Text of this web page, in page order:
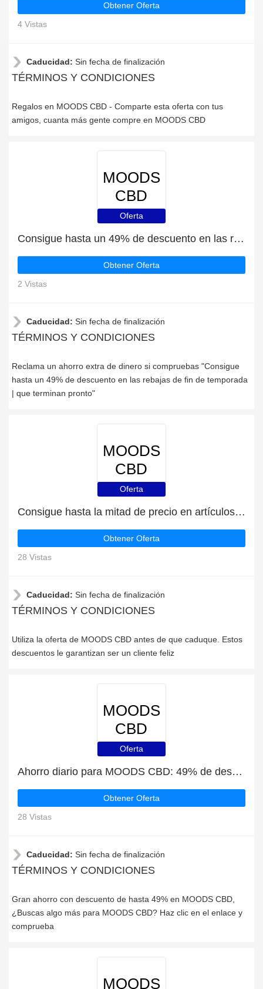
Obtener Oferta
4 Vistas
Caducidad: Sin fecha de finalización
TÉRMINOS Y CONDICIONES
Regalos en MOODS CBD - Comparte esta oferta con tus
amigos, cuanta más gente compre en MOODS CBD
MOODS
CBD
Oferta
Consigue hasta un 49% de descuento en las rebajas de fin de temporada | que terminan pronto
Obtener Oferta
2 Vistas
Caducidad: Sin fecha de finalización
TÉRMINOS Y CONDICIONES
Reclama un ahorro extra de dinero si compruebas "Consigue
hasta un 49% de descuento en las rebajas de fin de temporada
| que terminan pronto"
MOODS
CBD
Oferta
Consigue hasta la mitad de precio en artículos de rebajas
Obtener Oferta
28 Vistas
Caducidad: Sin fecha de finalización
TÉRMINOS Y CONDICIONES
Utiliza la oferta de MOODS CBD antes de que caduque. Estos
descuentos le garantizan ser un cliente feliz
MOODS
CBD
Oferta
Ahorro diario para MOODS CBD: 49% de descuento, regalos y más
Obtener Oferta
28 Vistas
Caducidad: Sin fecha de finalización
TÉRMINOS Y CONDICIONES
Gran ahorro con descuento de hasta 49% en MOODS CBD,
¿Buscas algo más para MOODS CBD? Haz clic en el enlace y
comprueba
MOODS